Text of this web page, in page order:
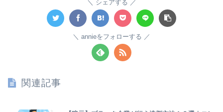
シェアする
annieをフォローする
関連記事